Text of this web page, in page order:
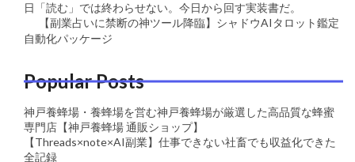
日「読む」では終わらせない。今日から回す実装書だ。
【副業占いに禁断の神ツール降臨】シャドウAIタロット鑑定
自動化パッケージ
Popular Posts
神戸養蜂場・養蜂場を営む神戸養蜂場が厳選した高品質な蜂蜜
専門店【神戸養蜂場 通販ショップ】
【Threads×note×AI副業】仕事できない社畜でも収益化できた
全記録